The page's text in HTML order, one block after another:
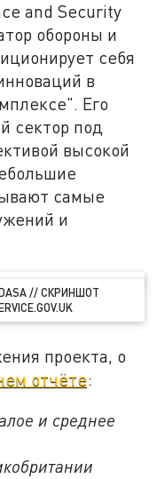
and Security
обороны и
себя
в
Его
сектор под
высокой
самые
и
// СКРИНШОТ
проекта, о
отчёте:
и среднее